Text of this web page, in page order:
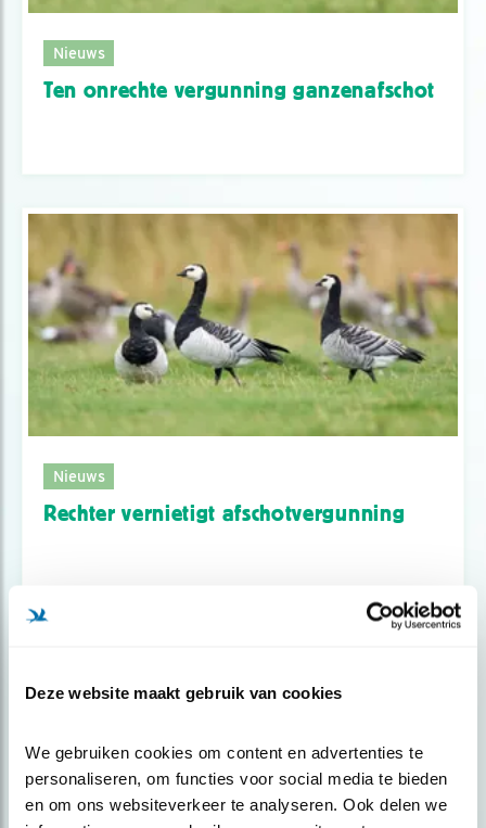
Deze website maakt gebruik van cookies
We gebruiken cookies om content en advertenties te
personaliseren, om functies voor social media te bieden
en om ons websiteverkeer te analyseren. Ook delen we
Nieuws
Ten onrechte vergunning ganzenafschot
Nieuws
Rechter vernietigt afschotvergunning